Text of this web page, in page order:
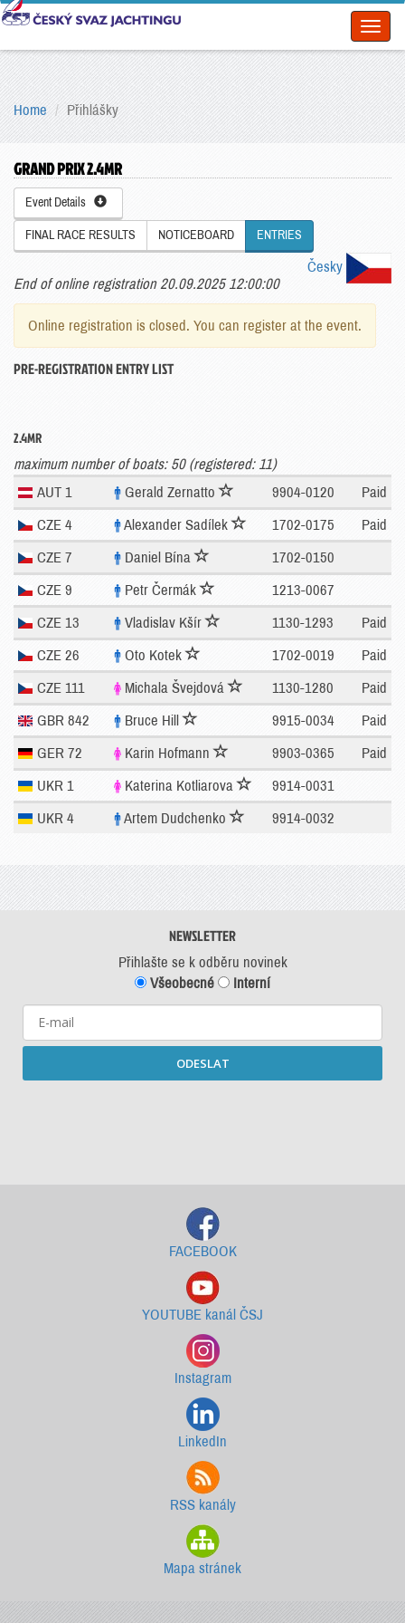
Home Přihlášky
GRAND PRIX 2.4MR
Event Details
FINAL RACE RESULTS NOTICEBOARD ENTRIES
Česky
End of online registration 20.09.2025 12:00:00
Online registration is closed. You can register at the event.
PRE-REGISTRATION ENTRY LIST
2.4MR
maximum number of boats: 50 (registered: 11)
AUT 1
Gerald Zernatto 9904-0120 Paid
CZE 4 Alexander Sadílek 1702-0175 Paid
CZE 7 Daniel Bína 1702-0150
CZE 9 Petr Čermák 1213-0067
CZE 13 Vladislav Kšír 1130-1293 Paid
CZE 26 Oto Kotek 1702-0019 Paid
CZE 111 Michala Švejdová 1130-1280 Paid
GBR 842 Bruce Hill 9915-0034 Paid
GER 72 Karin Hofmann 9903-0365 Paid
UKR 1 Katerina Kotliarova 9914-0031
UKR 4 Artem Dudchenko 9914-0032
NEWSLETTER
Přihlašte se k odběru novinek
Všeobecné
Interní
ODESLAT
FACEBOOK
YOUTUBE kanál ČSJ
Instagram
LinkedIn
RSS kanály
Mapa stránek